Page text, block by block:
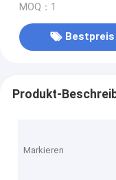
MOQ：1
Bestpreis
Produkt-
Markieren